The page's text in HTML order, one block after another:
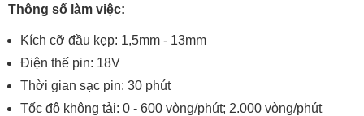
Thông số làm việc:
Kích cỡ đầu kẹp: 1,5mm - 13mm
Điện thế pin: 18V
Thời gian sạc pin: 30 phút
Tốc độ không tải: 0 - 600 vòng/phút; 2.000 vòng/phút